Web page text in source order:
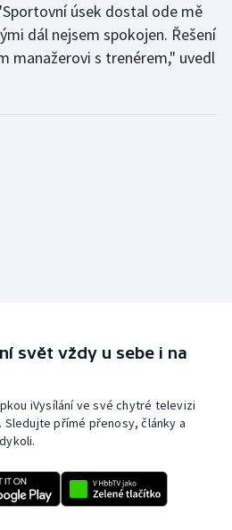
úsek dostal ode mě
dál nejsem spokojen. Řešení
manažerovi s trenérem," uvedl
svět vždy u sebe i na
iVysílání ve své chytré televizi
přímé přenosy, články a